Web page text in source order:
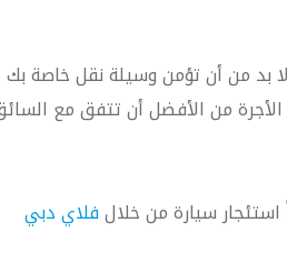
لا بد من أن تؤمن وسيلة نقل خاصة بك
من الأفضل أن تتفق مع
سيارة من خلالفلاي دبي